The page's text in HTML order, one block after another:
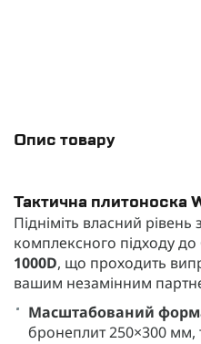
Опис товару
Тактична плитоноска
Підніміть власний
комплексного підходу до
1000D, що проходить
вашим незамінним
Масштабований
бронеплит 250×300 мм,